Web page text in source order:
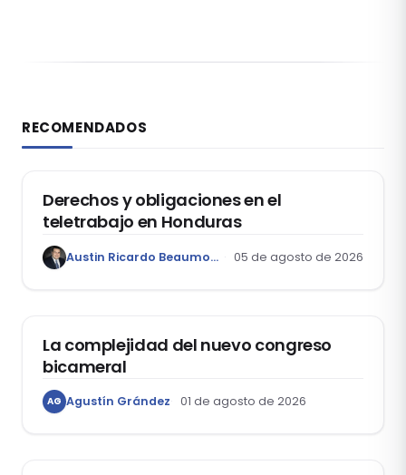
RECOMENDADOS
DERECHO LABORAL
Derechos y obligaciones en el
teletrabajo en Honduras
Austin Ricardo Beaumont Rivera 05 de agosto de 2026
La complejidad del nuevo congreso
bicameral
AG Agustín Grández 01 de agosto de 2026